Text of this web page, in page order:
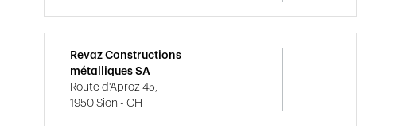
Revaz Constructions
métalliques SA
Route d'Aproz 45,
1950 Sion - CH